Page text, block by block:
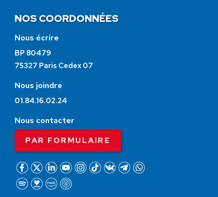
NOS COORDONNÉES
Nous écrire
BP 80479
75327 Paris Cedex 07
Nous joindre
01.84.16.02.24
Nous contacter
PAR FORMULAIRE